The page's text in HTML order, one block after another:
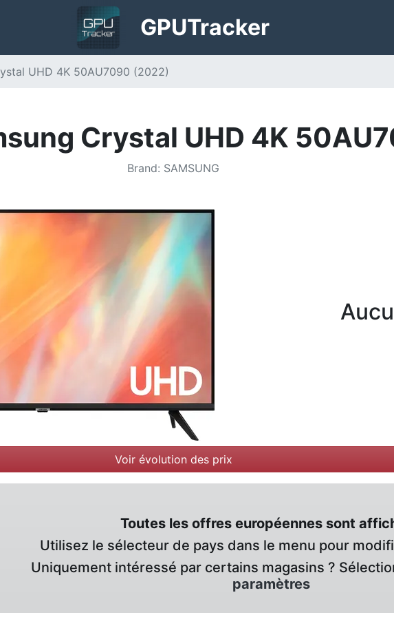
GPUTracker
UHD 4K 50AU7090 (2022)
Crystal UHD 4K
Brand: SAMSUNG
Voir évolution des prix
Toutes les offres européennes sont
Utilisez le sélecteur de pays dans le menu pour
Uniquement intéressé par certains magasins ?
paramètres